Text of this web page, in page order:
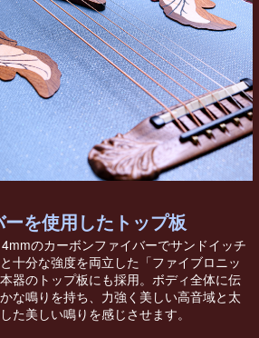
を使用したトップ板
のカーボンファイバーでサンドイッチ
十分な強度を両立した「ファイブロニッ
器のトップ板にも採用。ボディ全体に伝
な鳴りを持ち、力強く美しい高音域と太
た美しい鳴りを感じさせます。